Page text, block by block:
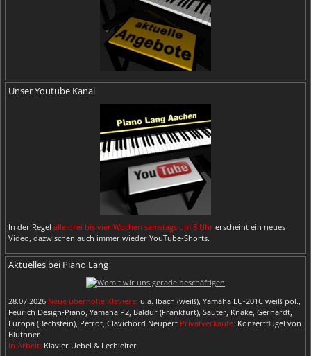
Unser Youtube Kanal
In der Regel alle drei bis vier Wochen samstags um 8 Uhr erscheint ein neues
Video, dazwischen auch immer wieder YouTube-Shorts.
Aktuelles bei Piano Lang
28.07.2026 Neue überholte Klaviere: u.a. Ibach (weiß), Yamaha LU-201C weiß pol.,
Feurich Design-Piano, Yamaha P2, Baldur (Frankfurt), Sauter, Knake, Gerhardt,
Europa (Bechstein), Petrof, Clavichord Neupert Privatverkäufe: Konzertflügel von
Blüthner
In Arbeit: Klavier Uebel & Lechleiter